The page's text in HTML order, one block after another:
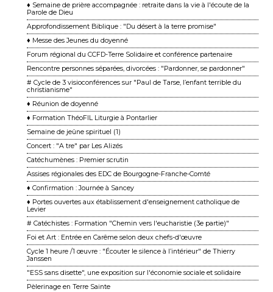
♦ Semaine de prière accompagnée : retraite dans la vie à l'écoute de la
Parole de Dieu
Approfondissement Biblique : "Du désert à la terre promise"
♦ Messe des Jeunes du doyenné
Forum régional du CCFD-Terre Solidaire et conférence partenaire
Rencontre personnes séparées, divorcées : "Pardonner, se pardonner"
# Cycle de 3 visioconférences sur "Paul de Tarse, l’enfant terrible du
christianisme"
♦ Réunion de doyenné
♦ Formation ThéoFIL Liturgie à Pontarlier
Semaine de jeûne spirituel (1)
Concert : "A tre" par Les Alizés
Catéchumènes : Premier scrutin
Assises régionales des EDC de Bourgogne-Franche-Comté
♦ Confirmation : Journée à Sancey
♦ Portes ouvertes aux établissement d'enseignement catholique de
Levier
# Catéchistes : Formation "Chemin vers l'eucharistie (3e partie)"
Foi et Art : Entrée en Carême selon deux chefs-d'œuvre
Cycle 1 heure /1 œuvre : "Écouter le silence à l’intérieur" de Thierry
Janssen
"ESS sans disette", une exposition sur l'économie sociale et solidaire
Pèlerinage en Terre Sainte